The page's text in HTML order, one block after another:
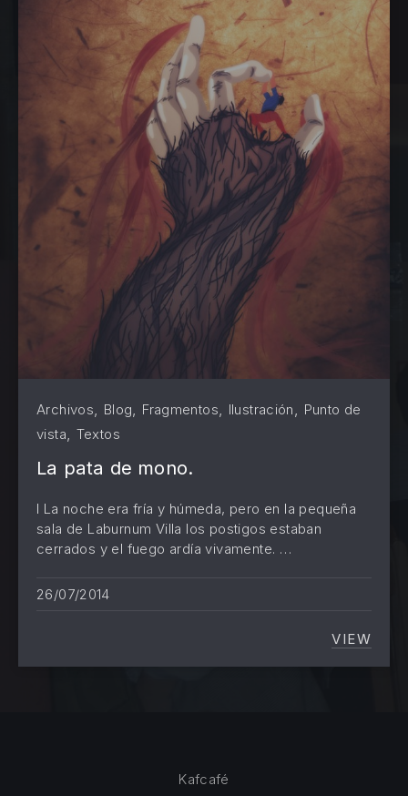
Archivos Blog Fragmentos Ilustración
Punto de
vista
Textos
La pata de mono.
I La noche era fría y húmeda, pero en la pequeña
sala de Laburnum Villa los postigos estaban
cerrados y el fuego ardía vivamente. …
26/07/2014
VIEW
LA
Kafcafé